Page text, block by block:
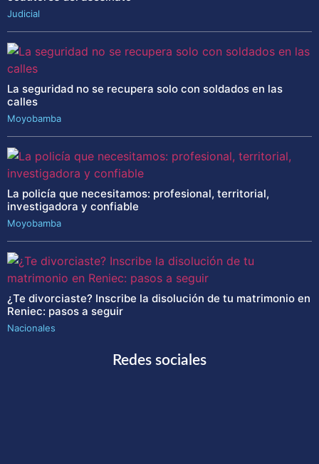
Judicial
La seguridad no se recupera solo con soldados en las
calles
Moyobamba
La policía que necesitamos: profesional, territorial,
investigadora y confiable
Moyobamba
¿Te divorciaste? Inscribe la disolución de tu matrimonio en
Reniec: pasos a seguir
Nacionales
Redes sociales